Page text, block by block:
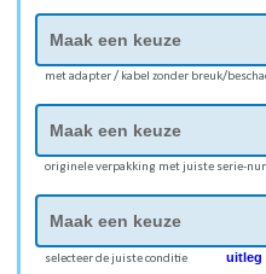
met adapter / kabel zonder breuk/
originele verpakking met juiste serie-
selecteer de juiste conditie uitleg